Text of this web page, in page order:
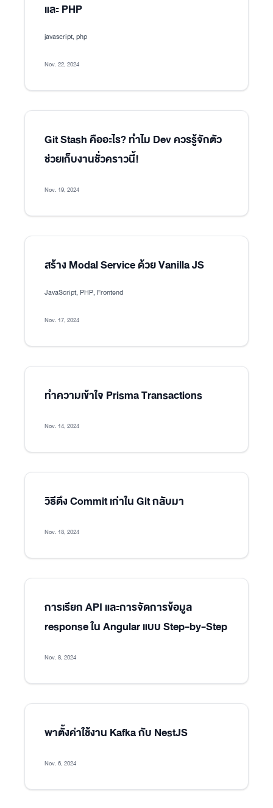
และ PHP
javascript, php
Nov. 22, 2024
Git Stash คืออะไร? ทำไม Dev ควรรู้จักตัว
ช่วยเก็บงานชั่วคราวนี้!
Nov. 19, 2024
สร้าง Modal Service ด้วย Vanilla JS
JavaScript, PHP, Frontend
Nov. 17, 2024
ทำความเข้าใจ Prisma Transactions
Nov. 14, 2024
วิธีดึง Commit เก่าใน Git กลับมา
Nov. 13, 2024
การเรียก API และการจัดการข้อมูล
response ใน Angular แบบ Step-by-Step
Nov. 8, 2024
พาตั้งค่าใช้งาน Kafka กับ NestJS
Nov. 6, 2024